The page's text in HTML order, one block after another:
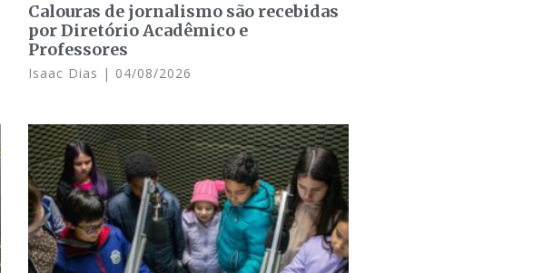
Calouras de jornalismo são recebidas
por Diretório Acadêmico e
Professores
Isaac Dias 04/08/2026